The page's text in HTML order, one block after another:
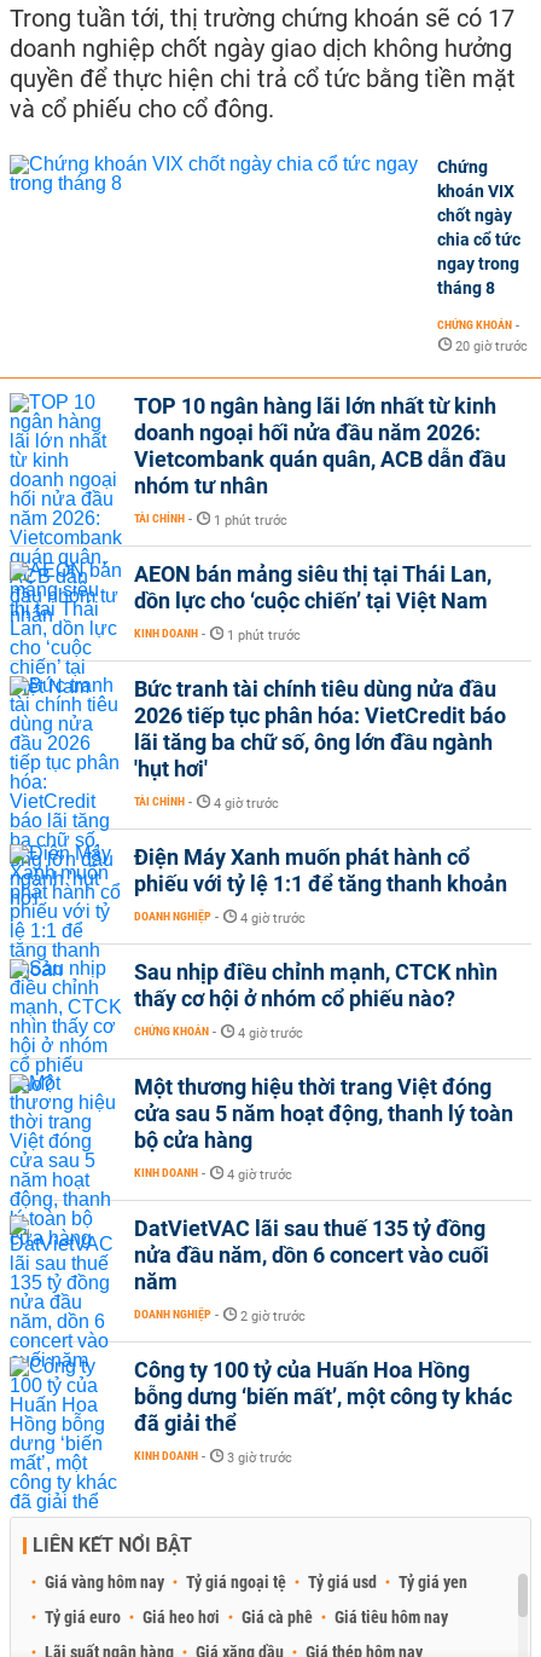
Trong tuần tới, thị trường chứng khoán sẽ có 17
doanh nghiệp chốt ngày giao dịch không hưởng
quyền để thực hiện chi trả cổ tức bằng tiền mặt
và cổ phiếu cho cổ đông.
Chứng
khoán VIX
chốt ngày
chia cổ tức
ngay trong
tháng 8
CHỨNG KHOÁN -
20 giờ trước
TOP 10 ngân hàng lãi lớn nhất từ kinh
doanh ngoại hối nửa đầu năm 2026:
Vietcombank quán quân, ACB dẫn đầu
nhóm tư nhân
TÀI CHÍNH - 1 phút trước
AEON bán mảng siêu thị tại Thái Lan,
dồn lực cho ‘cuộc chiến’ tại Việt Nam
KINH DOANH - 1 phút trước
Bức tranh tài chính tiêu dùng nửa đầu
2026 tiếp tục phân hóa: VietCredit báo
lãi tăng ba chữ số, ông lớn đầu ngành
'hụt hơi'
TÀI CHÍNH - 4 giờ trước
Điện Máy Xanh muốn phát hành cổ
phiếu với tỷ lệ 1:1 để tăng thanh khoản
DOANH NGHIỆP - 4 giờ trước
Sau nhịp điều chỉnh mạnh, CTCK nhìn
thấy cơ hội ở nhóm cổ phiếu nào?
CHỨNG KHOÁN - 4 giờ trước
Một thương hiệu thời trang Việt đóng
cửa sau 5 năm hoạt động, thanh lý toàn
bộ cửa hàng
KINH DOANH - 4 giờ trước
DatVietVAC lãi sau thuế 135 tỷ đồng
nửa đầu năm, dồn 6 concert vào cuối
năm
DOANH NGHIỆP - 2 giờ trước
Công ty 100 tỷ của Huấn Hoa Hồng
bỗng dưng ‘biến mất’, một công ty khác
đã giải thể
KINH DOANH - 3 giờ trước
LIÊN KẾT NỔI BẬT
Giá vàng hôm nay Tỷ giá ngoại tệ Tỷ giá usd
Tỷ giá yen
Tỷ giá euro
Giá heo hơi Giá cà phê
Giá tiêu hôm nay
Lãi suất ngân hàng
Giá xăng dầu Giá thép hôm nay